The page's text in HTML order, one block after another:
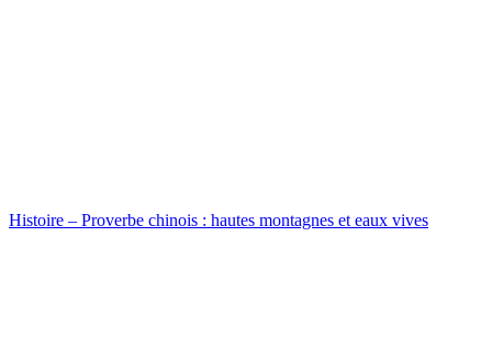
Histoire – Proverbe chinois : hautes montagnes et eaux vives